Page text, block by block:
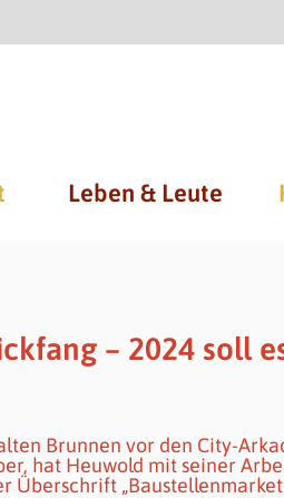
Leben & Leute
– 2024 soll
Brunnen vor den City-
hat Heuwold mit seiner
Überschrift